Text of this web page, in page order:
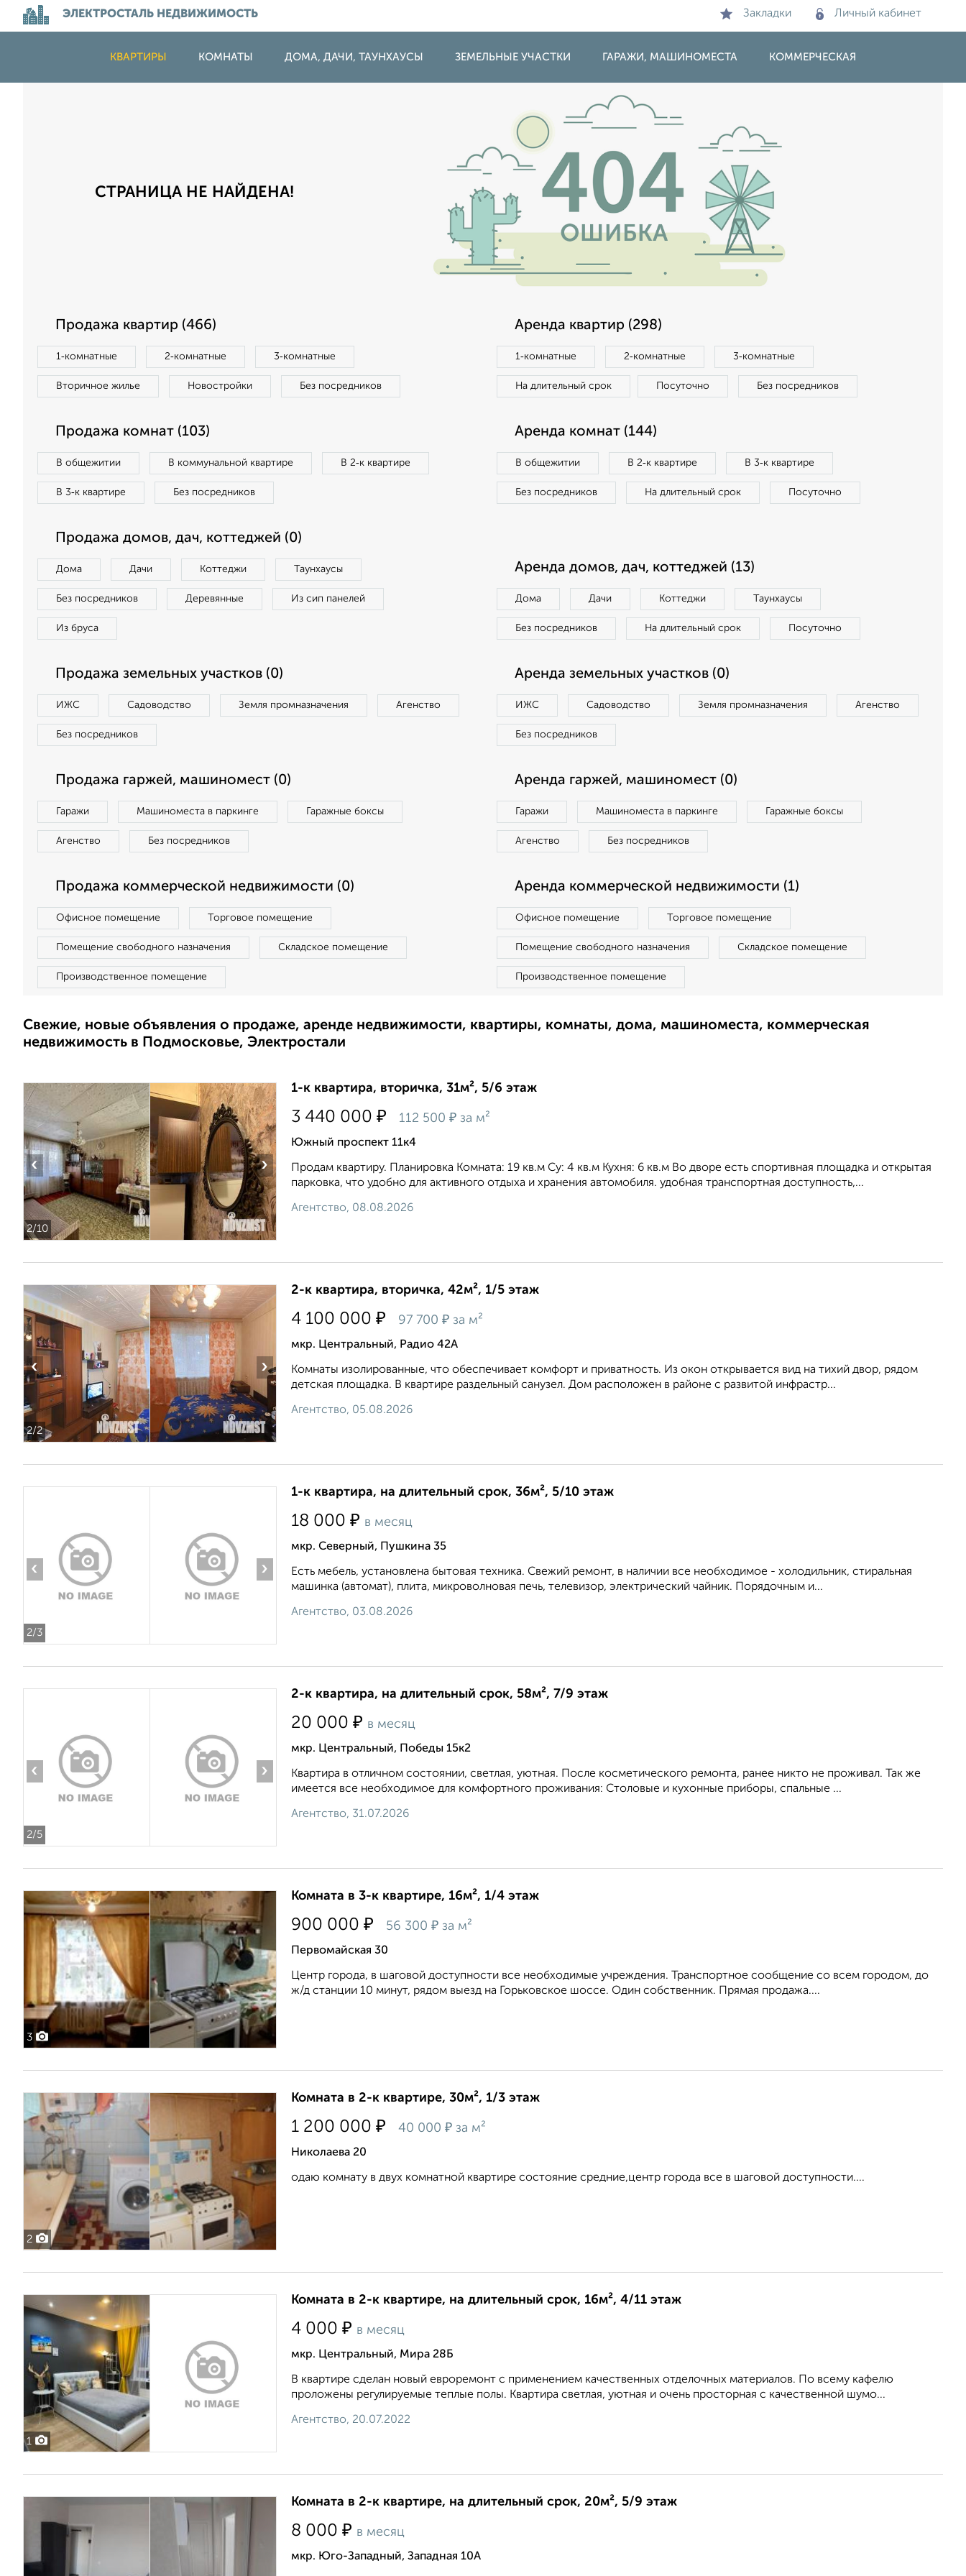
ЭЛЕКТРОСТАЛЬ НЕДВИЖИМОСТЬ Закладки Личный кабинет
КВАРТИРЫ КОМНАТЫ ДОМА, ДАЧИ, ТАУНХАУСЫ ЗЕМЕЛЬНЫЕ УЧАСТКИ ГАРАЖИ, МАШИНОМЕСТА КОММЕРЧЕСКАЯ
СТРАНИЦА НЕ НАЙДЕНА!
Продажа квартир (466)
1‑комнатные 2‑комнатные 3‑комнатные
Вторичное жилье Новостройки Без посредников
Аренда квартир (298)
1‑комнатные 2‑комнатные 3‑комнатные
На длительный срок Посуточно Без посредников
Продажа комнат (103)
В общежитии В коммунальной квартире В 2‑к квартире
В 3‑к квартире Без посредников
Аренда комнат (144)
В общежитии В 2‑к квартире В 3‑к квартире
Без посредников На длительный срок Посуточно
Продажа домов, дач, коттеджей (0)
Дома Дачи Коттеджи Таунхаусы
Без посредников Деревянные Из сип панелей
Из бруса
Аренда домов, дач, коттеджей (13)
Дома Дачи Коттеджи Таунхаусы
Без посредников На длительный срок Посуточно
Продажа земельных участков (0)
ИЖС Садоводство Земля промназначения Агенство
Без посредников
Аренда земельных участков (0)
ИЖС Садоводство Земля промназначения Агенство
Без посредников
Продажа гаржей, машиномест (0)
Гаражи Машиноместа в паркинге Гаражные боксы
Агенство Без посредников
Аренда гаржей, машиномест (0)
Гаражи Машиноместа в паркинге Гаражные боксы
Агенство Без посредников
Продажа коммерческой недвижимости (0)
Офисное помещение Торговое помещение
Помещение свободного назначения Складское помещение
Производственное помещение
Аренда коммерческой недвижимости (1)
Офисное помещение Торговое помещение
Помещение свободного назначения Складское помещение
Производственное помещение
Свежие, новые объявления о продаже, аренде недвижимости, квартиры, комнаты, дома, машиноместа, коммерческая
недвижимость в Подмосковье, Электростали
2/10
‹ ›
1-к квартира, вторичка, 31м², 5/6 этаж
3 440 000 ₽ 112 500 ₽ за м²
Южный проспект 11к4
Продам квартиру. Планировка Комната: 19 кв.м Су: 4 кв.м Кухня: 6 кв.м Во дворе есть спортивная площадка и открытая
парковка, что удобно для активного отдыха и хранения автомобиля. удобная транспортная доступность,...
Агентство, 08.08.2026
2/2
‹ ›
2-к квартира, вторичка, 42м², 1/5 этаж
4 100 000 ₽ 97 700 ₽ за м²
мкр. Центральный, Радио 42А
Комнаты изолированные, что обеспечивает комфорт и приватность. Из окон открывается вид на тихий двор, рядом
детская площадка. В квартире раздельный санузел. Дом расположен в районе с развитой инфрастр...
Агентство, 05.08.2026
2/3
‹ ›
1-к квартира, на длительный срок, 36м², 5/10 этаж
18 000 ₽ в месяц
мкр. Северный, Пушкина 35
Есть мебель, установлена бытовая техника. Свежий ремонт, в наличии все необходимое - холодильник, стиральная
машинка (автомат), плита, микроволновая печь, телевизор, электрический чайник. Порядочным и...
Агентство, 03.08.2026
2/5
‹ ›
2-к квартира, на длительный срок, 58м², 7/9 этаж
20 000 ₽ в месяц
мкр. Центральный, Победы 15к2
Квартира в отличном состоянии, светлая, уютная. После косметического ремонта, ранее никто не проживал. Так же
имеется все необходимое для комфортного проживания: Столовые и кухонные приборы, спальные ...
Агентство, 31.07.2026
3
Комната в 3-к квартире, 16м², 1/4 этаж
900 000 ₽ 56 300 ₽ за м²
Первомайская 30
Центр города, в шаговой доступности все необходимые учреждения. Транспортное сообщение со всем городом, до
ж/д станции 10 минут, рядом выезд на Горьковское шоссе. Один собственник. Прямая продажа....
2
Комната в 2-к квартире, 30м², 1/3 этаж
1 200 000 ₽ 40 000 ₽ за м²
Николаева 20
одаю комнату в двух комнатной квартире состояние средние,центр города все в шаговой доступности....
1
Комната в 2-к квартире, на длительный срок, 16м², 4/11 этаж
4 000 ₽ в месяц
мкр. Центральный, Мира 28Б
В квартире сделан новый евроремонт с применением качественных отделочных материалов. По всему кафелю
проложены регулируемые теплые полы. Квартира светлая, уютная и очень просторная с качественной шумо...
Агентство, 20.07.2022
Комната в 2-к квартире, на длительный срок, 20м², 5/9 этаж
8 000 ₽ в месяц
мкр. Юго-Западный, Западная 10А